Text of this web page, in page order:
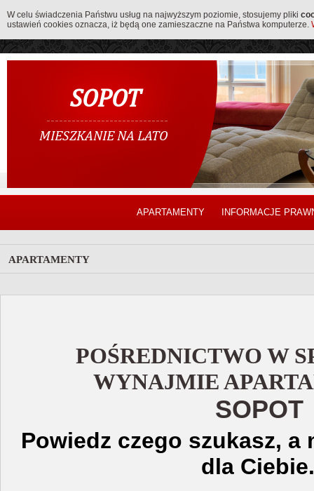
W celu świadczenia Państwu usług na najwyższym poziomie, stosujemy pliki
ustawień cookies oznacza, iż będą one zamieszaczne na Państwa komputerze.
SOPOT
MIESZKANIE NA LATO
APARTAMENTY INFORMACJE
APARTAMENTY
POŚREDNICTWO W
WYNAJMIE
SOPOT
Powiedz czego szukasz, a
dla Ciebie.